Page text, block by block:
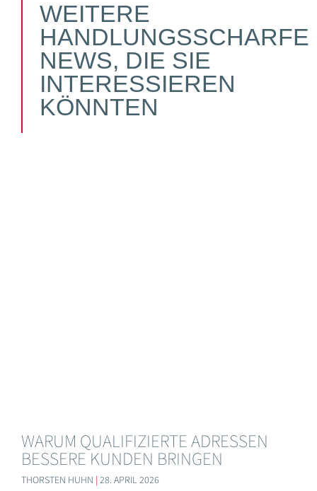
WEITERE
HANDLUNGSSCHARFE
NEWS, DIE SIE
INTERESSIEREN
KÖNNTEN
WARUM QUALIFIZIERTE ADRESSEN
BESSERE KUNDEN BRINGEN
THORSTEN HUHN 28. APRIL 2026